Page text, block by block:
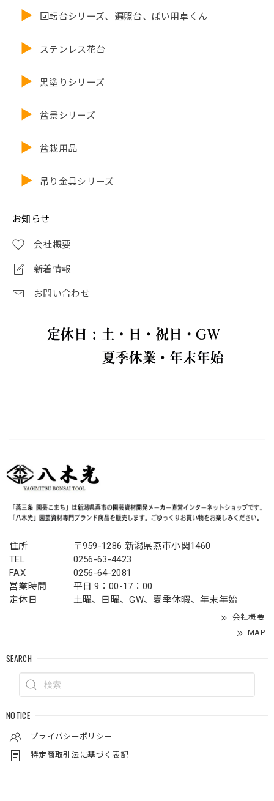
回転台シリーズ、遍照台、ばい用卓くん
ステンレス花台
黒塗りシリーズ
盆景シリーズ
盆栽用品
吊り金具シリーズ
お知らせ
会社概要
新着情報
お問い合わせ
住所
〒959-1286 新潟県燕市小関1460
TEL
0256-63-4423
FAX
0256-64-2081
営業時間
平日 9：00-17：00
定休日
土曜、日曜、GW、夏季休暇、年末年始
会社概要
MAP
SEARCH
NOTICE
プライバシーポリシー
特定商取引法に基づく表記